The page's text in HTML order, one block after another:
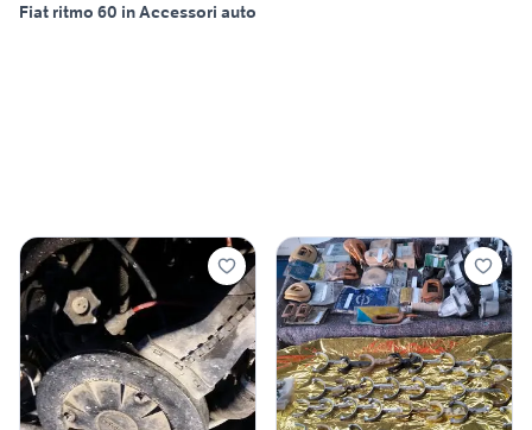
Fiat ritmo 60 in Accessori auto